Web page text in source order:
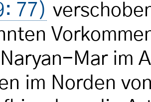
77)
Mar im
im Norden